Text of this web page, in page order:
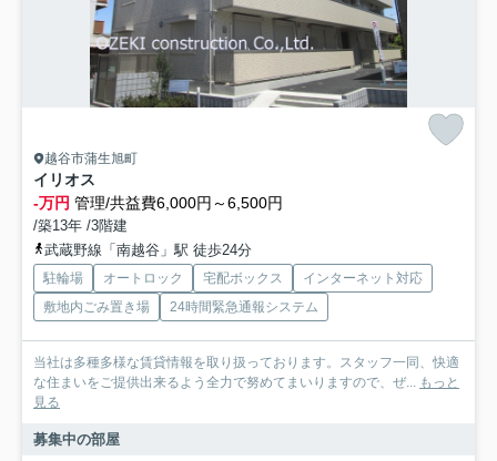
越谷市蒲生旭町
イリオス
-万円 管理/共益費6,000円～6,500円
/築13年 /3階建
武蔵野線「南越谷」駅 徒歩24分
駐輪場 オートロック 宅配ボックス
インターネット対応
敷地内ごみ置き場
24時間緊急通報システム
当社は多種多様な賃貸情報を取り扱っております。スタッフ一同、快適
な住まいをご提供出来るよう全力で努めてまいりますので、ぜ... もっと
見る
募集中の部屋